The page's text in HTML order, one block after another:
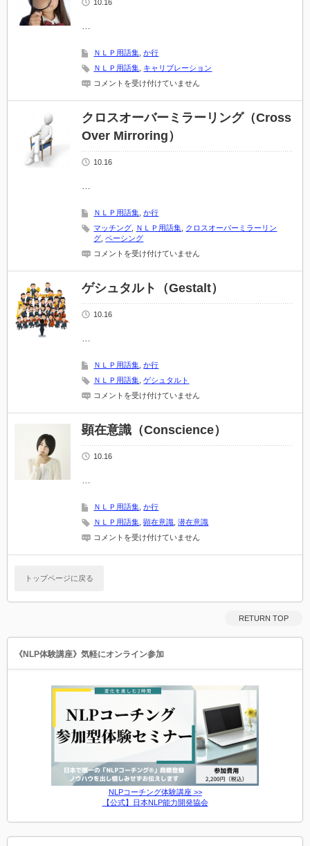
は
10.16
…
ＮＬＰ用語集 ,か行
ＮＬＰ用語集 キャリブレーション
キ
リ
ブ
レ
ー
ン
コメントを受け付けていません
クロスオーバーミラーリング（Cross
Over Mirroring）
10.16
…
ＮＬＰ用語集 ,か行
マッチング
ＮＬＰ用語集 クロスオーバーミラーリン
グ ,ペーシング
ク
ス
オ
ー
バ
ー
ン
グ
Over
コメントを受け付けていません
ゲシュタルト（Gestalt）
10.16
…
ＮＬＰ用語集 ,か行
ＮＬＰ用語集 ,ゲシュタルト
ゲ
ュ
タ
ル
ト
（Gestalt）
コメントを受け付けていません
顕在意識（Conscience）
10.16
…
ＮＬＰ用語集 ,か行
ＮＬＰ用語集 ,顕在意識 ,潜在意識
顕
意
コメントを受け付けていません
トップページに戻る
RETURN TOP
《NLP体験講座》気軽にオンライン参加
NLPコーチング体験講座 >>
【公式】日本NLP能力開発協会